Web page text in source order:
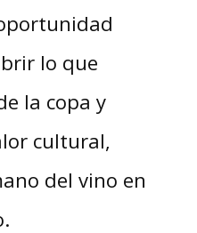
lo que
la copa y
cultural,
del vino en